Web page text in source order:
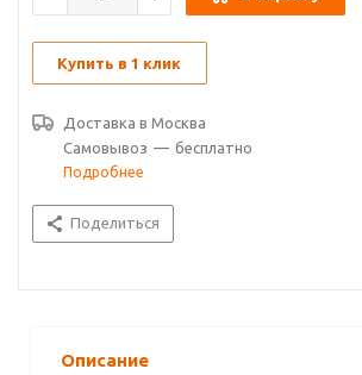
Купить в 1 клик
Доставка в Москва
Самовывоз — бесплатно
Подробнее
Поделиться
Описание